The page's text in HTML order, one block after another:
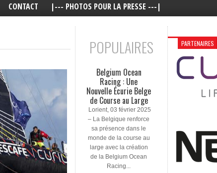
CONTACT |--- PHOTOS POUR LA PRESSE ---|
POPULAIRES
Belgium Ocean
Racing : Une
Nouvelle Écurie Belge
de Course au Large
Lorient, 03 février 2025
– La Belgique renforce
sa présence dans le
monde de la course au
large avec la création
de la Belgium Ocean
Racing...
PARTENAIRES